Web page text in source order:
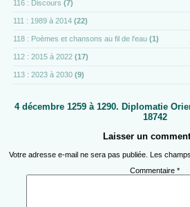
116 : Discours (7)
111 : 1989 à 2014 (22)
118 : Poèmes et chansons au fil de l'eau (1)
112 : 2015 à 2022 (17)
113 : 2023 à 2030 (9)
4 décembre 1259 à 1290. Diplomatie
18742
Laisser un
Votre adresse e-mail ne sera pas publiée. Les
Commentaire *